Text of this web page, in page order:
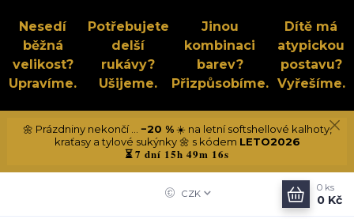
Nesedí
běžná
velikost?
Upravíme.
Potřebujete
delší
rukávy?
Ušijeme.
Jinou
kombinaci
barev?
Přizpůsobíme.
Dítě má
atypickou
postavu?
Vyřešíme.
🌼 Prázdniny nekončí ... −20 %☀️ na letní softshellové kalhoty,
kraťasy a tylové sukýnky 🌼 s kódem LETO2026
⏳7 dní 15h 49m 15s
CZK
0 ks
0 Kč